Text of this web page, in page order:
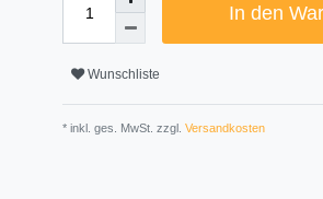
In den
Wunschliste
* inkl. ges. MwSt. zzgl. Versandkosten